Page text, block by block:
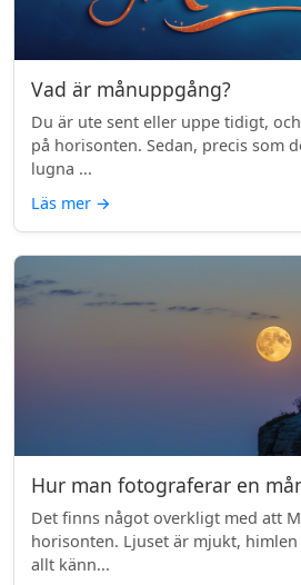
Vad är månuppgång?
Du är ute sent eller uppe tidigt,
på horisonten. Sedan, precis som
lugna ...
Läs mer →
Hur man fotograferar en
Det finns något overkligt med att
horisonten. Ljuset är mjukt,
allt känn...